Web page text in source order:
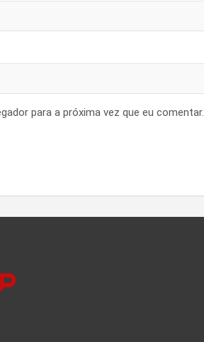
para a próxima vez que eu comentar.